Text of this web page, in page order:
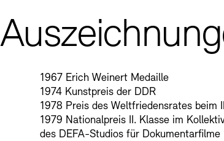
1967 Erich Weinert Medaille
1974 Kunstpreis der DDR
1978 Preis des Weltfriedensrates beim
1979 Nationalpreis II. Klasse im
des DEFA-Studios für Dokumentarfilme